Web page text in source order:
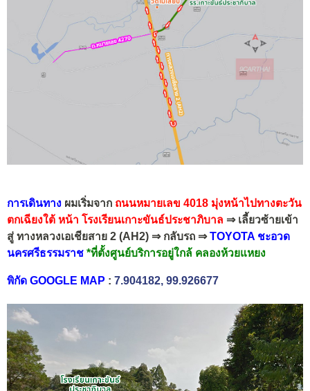
การเดินทาง ผมเริ่มจาก ถนนหมายเลข 4018 มุ่งหน้าไปทางตะวัน
ตกเฉียงใต้ หน้า โรงเรียนเกาะขันธ์ประชาภิบาล ⇒ เลี้ยวซ้ายเข้า
สู่ ทางหลวงเอเชียสาย 2 (AH2) ⇒ กลับรถ ⇒TOYOTA ชะอวด
นครศรีธรรมราช *ที่ตั้งศูนย์บริการอยู่ใกล้ คลองห้วยแหยง
พิกัด GOOGLE MAP : 7.904182, 99.926677